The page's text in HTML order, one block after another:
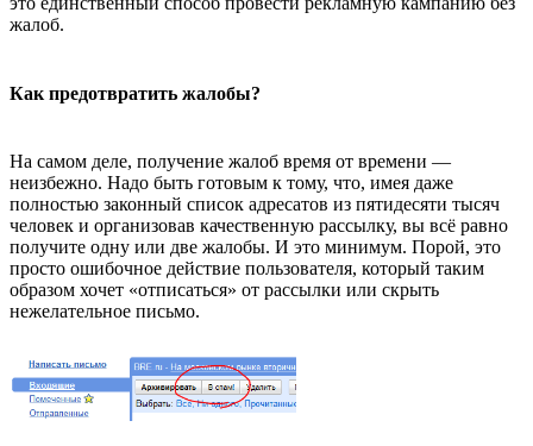
жалоб.
Как предотвратить жалобы?
На самом деле, получение жалоб время от времени —
неизбежно. Надо быть готовым к тому, что, имея даже
полностью законный список адресатов из пятидесяти тысяч
человек и организовав качественную рассылку, вы всё равно
получите одну или две жалобы. И это минимум. Порой, это
просто ошибочное действие пользователя, который таким
образом хочет «отписаться» от рассылки или скрыть
нежелательное письмо.